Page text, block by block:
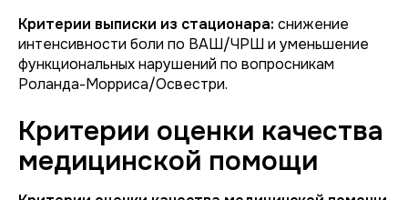
Критерии выписки из стационара: снижение
интенсивности боли по ВАШ/ЧРШ и уменьшение
функциональных нарушений по вопросникам
Роланда-Морриса/Освестри.
Критерии оценки качества
медицинской помощи